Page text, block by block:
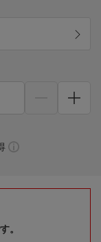
。